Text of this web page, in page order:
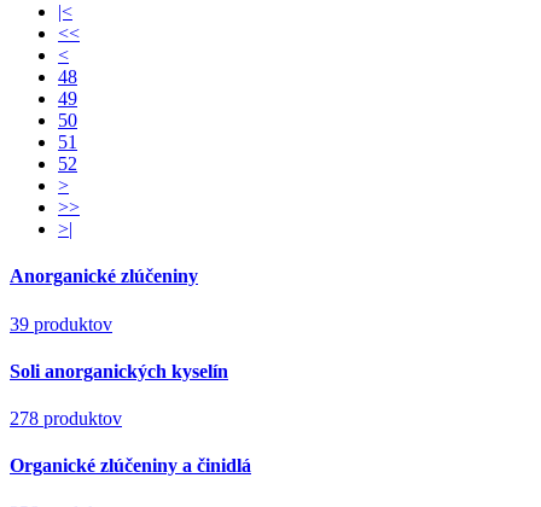
|<
<<
<
48
49
50
51
52
>
>>
>|
Anorganické zlúčeniny
39 produktov
Soli anorganických kyselín
278 produktov
Organické zlúčeniny a činidlá